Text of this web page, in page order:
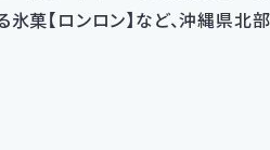
氷菓【ロンロン】など、沖縄県